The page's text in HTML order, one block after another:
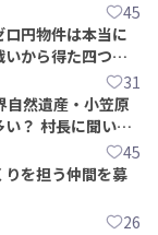
45
ロ円物件は本当に
から得た四つの
31
自然遺産・小笠原
？ 村長に聞いて
45
りを担う仲間を募
26